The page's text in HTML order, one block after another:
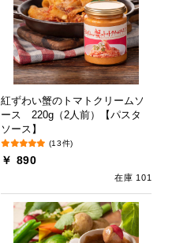
紅ずわい蟹のトマトクリームソ
ース 220g（2人前）【パスタ
ソース】
(13件)
￥ 890
在庫 101